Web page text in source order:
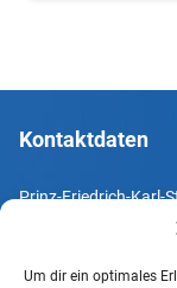
Um dir ein optimales
Kontaktdaten
Prinz-Friedrich-Karl-
Tel. +49 231